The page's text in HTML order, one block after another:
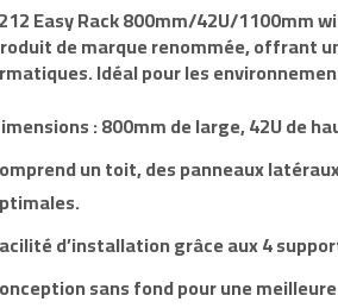
Easy Rack 800mm/42U/1100mm
demarquerenommée, offrant
Idéal pour les
: 800mm de large, 42U de
un toit, des panneaux
d’installation grâce aux 4
sans fond pour une